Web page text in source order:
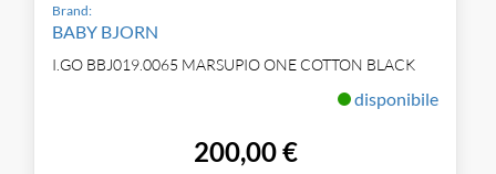
Brand:
BABY BJORN
I.GO BBJ019.0065 MARSUPIO ONE COTTON BLACK
disponibile
200,00 €